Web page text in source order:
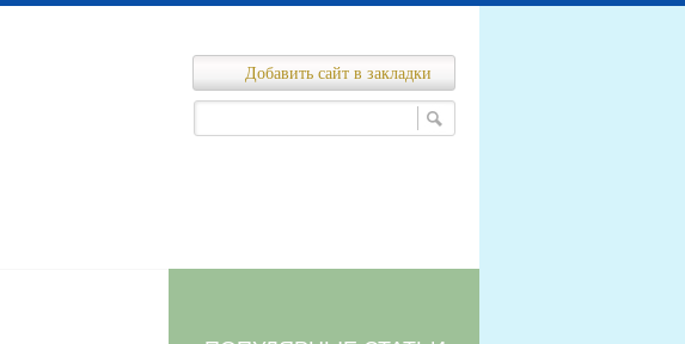
Добавить сайт в закладки